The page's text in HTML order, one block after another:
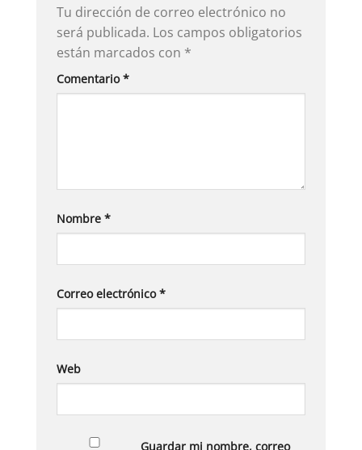
Tu dirección de correo electrónico no
será publicada. Los campos obligatorios
están marcados con *
Comentario*
Nombre *
Correo electrónico*
Web
Guardar mi nombre, correo